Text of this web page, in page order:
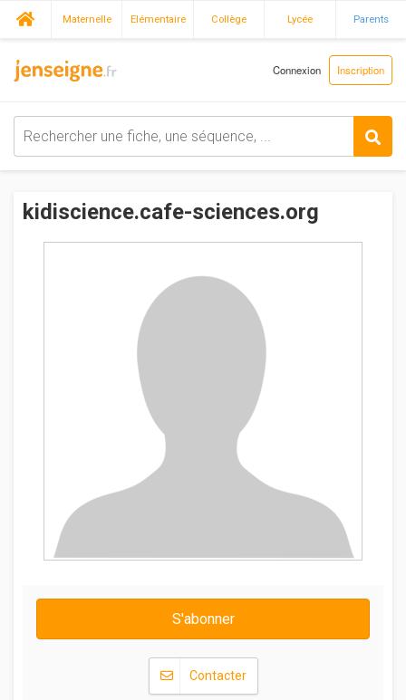
Maternelle Elémentaire Collège Lycée Parents
Connexion Inscription
kidiscience.cafe-sciences.org
S'abonner
Contacter